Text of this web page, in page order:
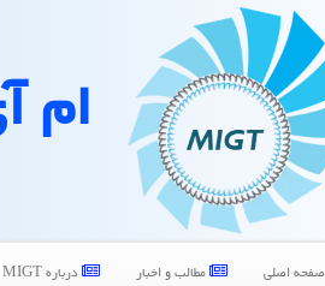
ام
صفحه اصلی مطالب و اخبار درباره MIGT